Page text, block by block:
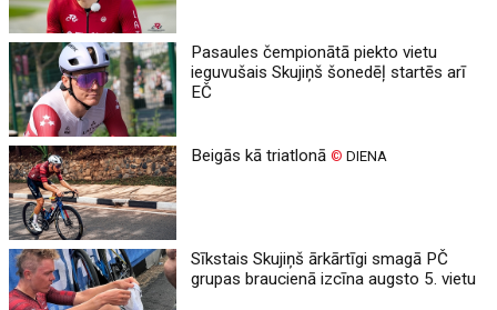
Pasaules čempionātā piekto vietu
ieguvušais Skujiņš šonedēļ startēs arī
EČ
Beigās kā triatlonā© DIENA
Sīkstais Skujiņš ārkārtīgi smagā PČ
grupas braucienā izcīna augsto 5. vietu